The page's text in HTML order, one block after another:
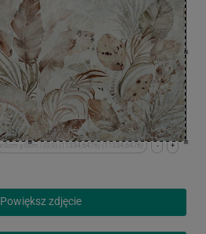
+
-
x:0cm y:0cm | (0,0) (11334,6476) (11334,6476)
Powiększ zdjęcie